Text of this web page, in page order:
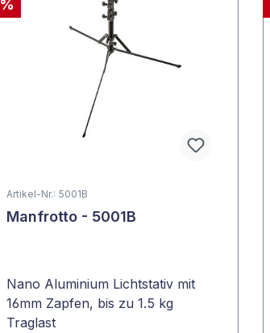
%
Artikel-Nr.: 5001B
Manfrotto - 5001B
Nano Aluminium Lichtstativ mit
16mm Zapfen, bis zu 1.5 kg
Traglast